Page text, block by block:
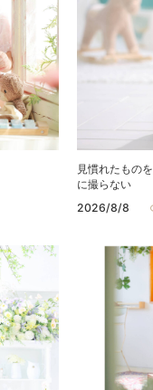
見慣れたもの
に撮らない
2026/8/8